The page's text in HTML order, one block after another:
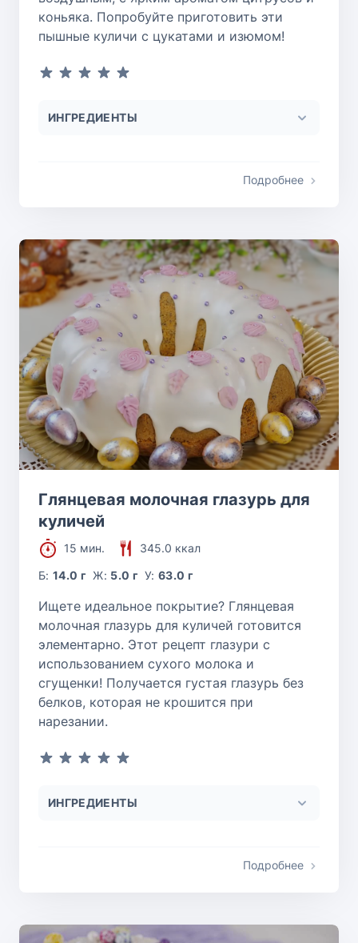
коньяка. Попробуйте приготовить эти
пышные куличи с цукатами и изюмом!
ИНГРЕДИЕНТЫ
Подробнее
Глянцевая молочная глазурь для
куличей
15 мин.
345.0 ккал
Б:14.0 г Ж: 5.0 г У:63.0 г
Ищете идеальное покрытие? Глянцевая
молочная глазурь для куличей готовится
элементарно. Этот рецепт глазури с
использованием сухого молока и
сгущенки! Получается густая глазурь без
белков, которая не крошится при
нарезании.
ИНГРЕДИЕНТЫ
Подробнее